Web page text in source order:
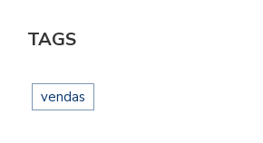
TAGS
vendas